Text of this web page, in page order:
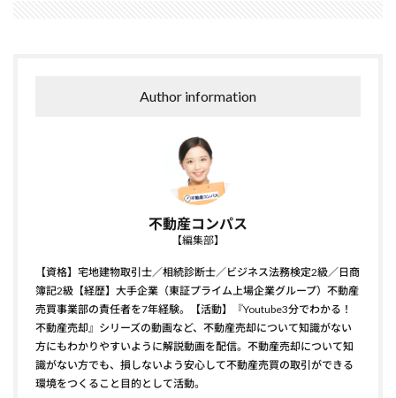
Author information
不動産コンパス
【編集部】
【資格】宅地建物取引士／相続診断士／ビジネス法務検定2級／日商
簿記2級【経歴】大手企業（東証プライム上場企業グループ）不動産
売買事業部の責任者を7年経験。【活動】『Youtube3分でわかる！
不動産売却』シリーズの動画など、不動産売却について知識がない
方にもわかりやすいように解説動画を配信。不動産売却について知
識がない方でも、損しないよう安心して不動産売買の取引ができる
環境をつくること目的として活動。